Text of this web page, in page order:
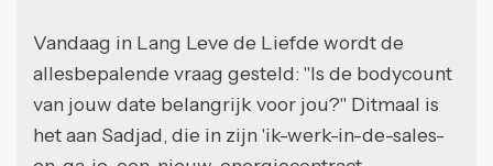
Vandaag in Lang Leve de Liefde wordt de
allesbepalende vraag gesteld: "Is de bodycount
van jouw date belangrijk voor jou?" Ditmaal is
het aan Sadjad, die in zijn 'ik-werk-in-de-sales-